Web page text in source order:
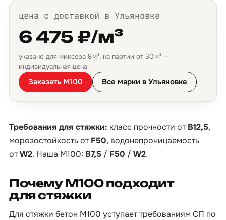
цена с доставкой в Ульяновке
6 475 ₽/м³
указано для миксера 8 м³; на партии от 30 м³ —
индивидуальная цена
Заказать М100 Все марки в Ульяновке
Требования для стяжки: класс прочности отB12,5,
морозостойкость отF50, водонепроницаемость
отW2. Наша М100: B7,5 / F50 / W2.
Почему М100 подходит
для стяжки
Для стяжки бетон М100 уступает требованиям СП по